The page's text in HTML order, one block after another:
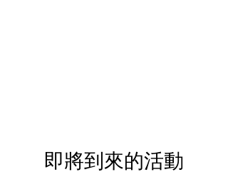
即將到來的活動